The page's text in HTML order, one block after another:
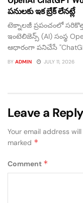
పనులకు ఇక బ్రేక్ లేనట్లే
టెక్నాలజీ ప్రపంచంలో
ఇంటెలిజెన్స్ (AI) సంస్థ
ఆధారంగా పనిచేసే
BY ADMIN JULY 11, 2026
Leave a Reply
Your email address
marked *
Comment *